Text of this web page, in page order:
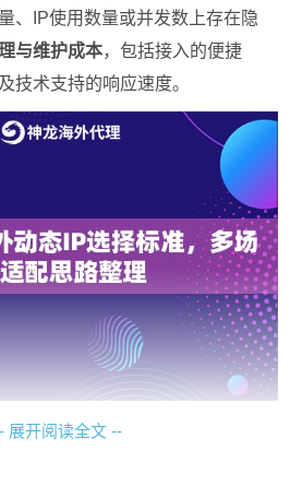
、IP使用数量或并发数上存在隐
与维护成本，包括接入的便捷
技术支持的响应速度。
需匹配是关键
展开阅读全文 --